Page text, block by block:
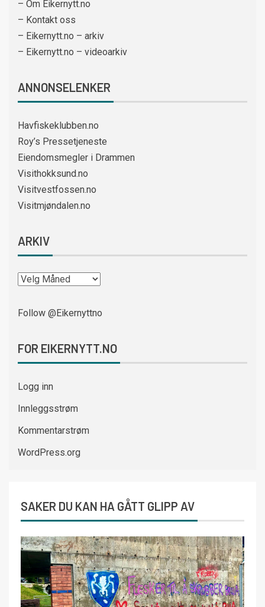
– Om Eikernytt.no
– Kontakt oss
– Eikernytt.no – arkiv
– Eikernytt.no – videoarkiv
ANNONSELENKER
Havfiskeklubben.no
Roy’s Pressetjeneste
Eiendomsmegler i Drammen
Visithokksund.no
Visitvestfossen.no
Visitmjøndalen.no
ARKIV
Follow @Eikernyttno
FOR EIKERNYTT.NO
Logg inn
Innleggsstrøm
Kommentarstrøm
WordPress.org
SAKER DU KAN HA GÅTT GLIPP AV